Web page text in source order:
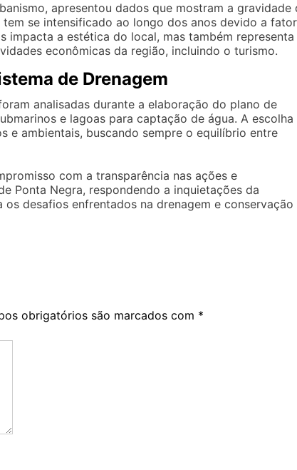
apresentou dados que mostram a gravidade
se intensificado ao longo dos anos devido a
impacta a estética do local, mas também representa
econômicas da região, incluindo o turismo.
de Drenagem
analisadas durante a elaboração do plano de
e lagoas para captação de água. A escolha
e ambientais, buscando sempre o equilíbrio entre
com a transparência nas ações e
Ponta Negra, respondendo a inquietações da
desafios enfrentados na drenagem e conservação
obrigatórios são marcados com *